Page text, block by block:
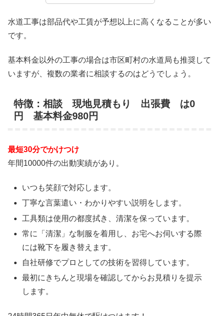
水道工事は部品代や工賃が予想以上に高くなることが多い
です。
基本料金以外の工事の場合は市区町村の水道局も推奨して
いますが、複数の業者に相談するのはどうでしょう。
特徴：相談 現地見積もり 出張費 は0
円 基本料金980円
最短30分でかけつけ
年間10000件の出動実績があり。
いつも笑顔で対応します。
丁寧な言葉遣い・わかりやすい説明をします。
工具類は使用の都度拭き、清潔を保っています。
常に「清潔」な制服を着用し、お宅へお伺いする際
には靴下を履き替えます。
自社研修でプロとしての技術を習得しています。
最初にきちんと現場を確認してからお見積りを提示
します。